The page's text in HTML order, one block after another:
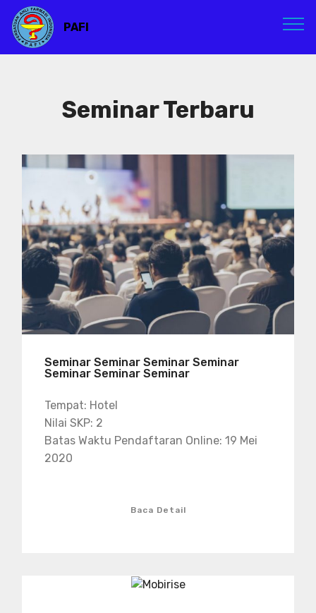
PAFI
Seminar Terbaru
Seminar Seminar Seminar Seminar
Seminar Seminar Seminar
Tempat: Hotel
Nilai SKP: 2
Batas Waktu Pendaftaran Online: 19 Mei
2020
Baca Detail